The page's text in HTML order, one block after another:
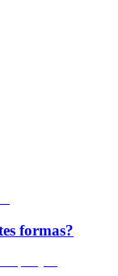
formas?